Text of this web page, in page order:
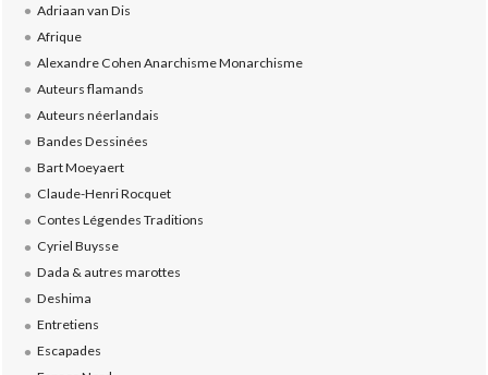
Adriaan van Dis
Afrique
Alexandre Cohen Anarchisme Monarchisme
Auteurs flamands
Auteurs néerlandais
Bandes Dessinées
Bart Moeyaert
Claude-Henri Rocquet
Contes Légendes Traditions
Cyriel Buysse
Dada & autres marottes
Deshima
Entretiens
Escapades